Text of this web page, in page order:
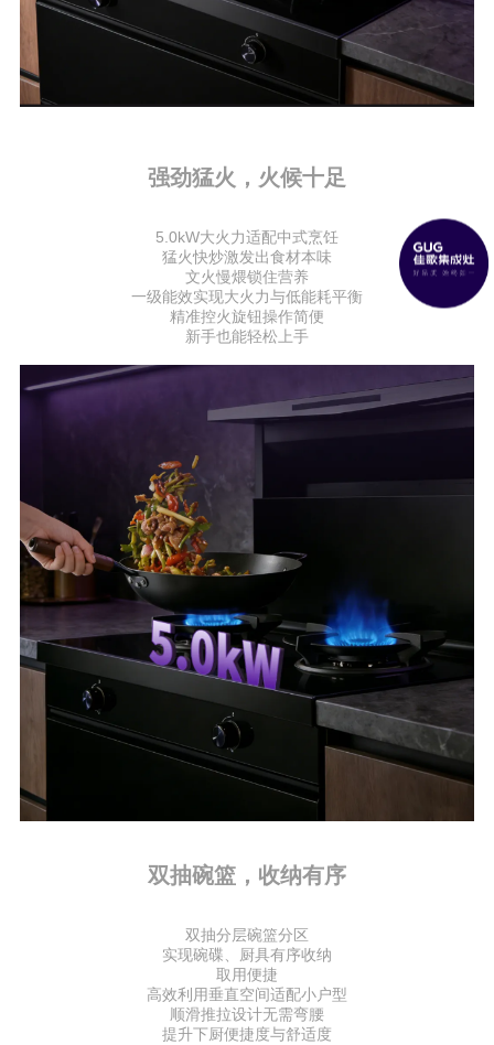
强劲猛火，火候十足
5.0kW大火力适配中式烹饪
猛火快炒激发出食材本味
文火慢煨锁住营养
一级能效实现大火力与低能耗平衡
精准控火旋钮操作简便
新手也能轻松上手
双抽碗篮，收纳有序
双抽分层碗篮分区
实现碗碟、厨具有序收纳
取用便捷
高效利用垂直空间适配小户型
顺滑推拉设计无需弯腰
提升下厨便捷度与舒适度